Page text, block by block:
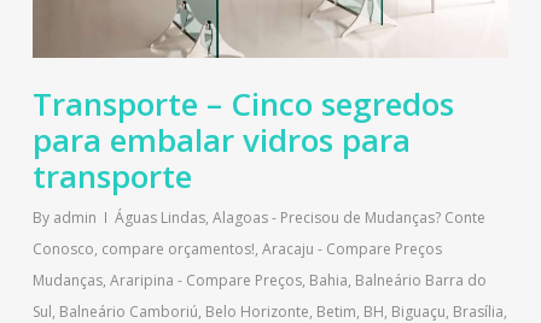
Transporte – Cinco segredos
para embalar vidros para
transporte
By admin Águas Lindas, Alagoas - Precisou de Mudanças? Conte
Conosco, compare orçamentos!, Aracaju - Compare Preços
Mudanças, Araripina - Compare Preços, Bahia, Balneário Barra do
Sul, Balneário Camboriú, Belo Horizonte, Betim, BH, Biguaçu, Brasília,